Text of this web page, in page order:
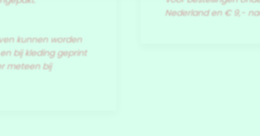
kunnen worden
bij kleding geprint
meteen bij
Nederland en € 9,-